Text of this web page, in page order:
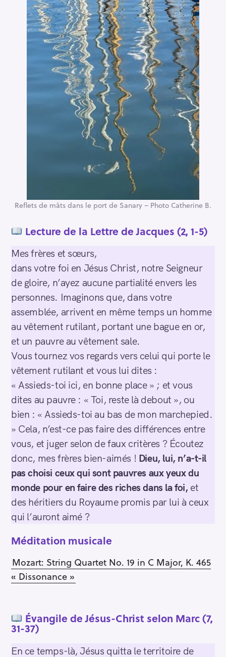
Reflets de mâts dans le port de Sanary – Photo Catherine B.
Lecture de la Lettre de Jacques (2, 1-5)
Mes frères et sœurs,
dans votre foi en Jésus Christ, notre Seigneur
de gloire, n’ayez aucune partialité envers les
personnes. Imaginons que, dans votre
assemblée, arrivent en même temps un homme
au vêtement rutilant, portant une bague en or,
et un pauvre au vêtement sale.
Vous tournez vos regards vers celui qui porte le
vêtement rutilant et vous lui dites :
« Assieds-toi ici, en bonne place » ; et vous
dites au pauvre : « Toi, reste là debout », ou
bien : « Assieds-toi au bas de mon marchepied.
» Cela, n’est-ce pas faire des différences entre
vous, et juger selon de faux critères ? Écoutez
donc, mes frères bien-aimés ! Dieu, lui, n’a-t-il
pas choisi ceux qui sont pauvres aux yeux du
monde pour en faire des riches dans la foi, et
des héritiers du Royaume promis par lui à ceux
qui l’auront aimé ?
Méditation musicale
Mozart: String Quartet No. 19 in C Major, K. 465
« Dissonance »
Évangile de Jésus-Christ selon Marc (7,
31-37)
En ce temps-là, Jésus quitta le territoire de
R
e